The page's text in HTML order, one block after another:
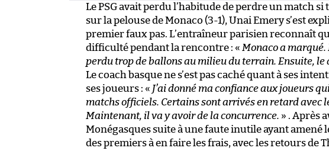
Le PSG avait perdu l’habitude de perdre un match si
sur la pelouse de Monaco (3-1), Unai Emery s’est
premier faux pas. L’entraîneur parisien reconnaît
difficulté pendant la rencontre : « Monaco a
perdu trop de ballons au milieu du terrain. Ensuite,
Le coach basque ne s’est pas caché quant à ses
ses joueurs : « J’ai donné ma confiance aux joueurs
matchs officiels. Certains sont arrivés en retard avec
Maintenant, il va y avoir de la concurrence. » . Après
Monégasques suite à une faute inutile ayant amené
des premiers à en faire les frais, avec les retours de